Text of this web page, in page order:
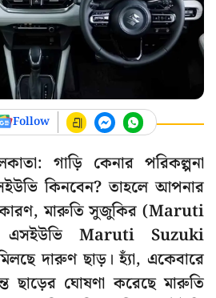
Follow
গাড়ি কেনার পরিকল্পনা
কিনবেন? তাহলে আপনার
মারুতি সুজুকির (Maruti
এসইউভি Maruti Suzuki
দারুণ ছাড়। হ্যাঁ, একেবারে
ছাড়ের ঘোষণা করেছে মারুতি